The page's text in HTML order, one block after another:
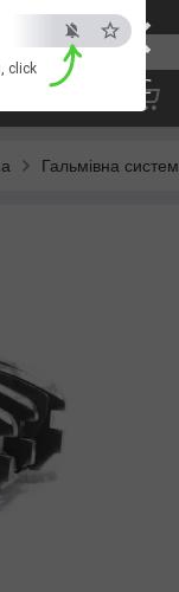
×
ESC
click
Гальмівна